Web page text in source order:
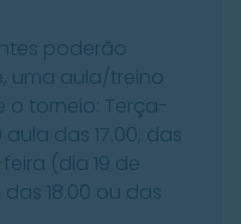
poderão
uma aula/treino
torneio: Terça-
das 17.00, das
(dia 19 de
18.00 ou das